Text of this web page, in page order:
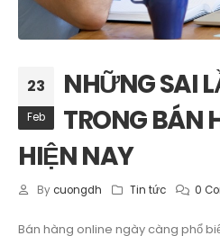
23
Feb
NHỮNG SAI
TRONG BÁN
HIỆN NAY
By cuongdh Tin tức 0
Bán hàng online ngày càng phổ